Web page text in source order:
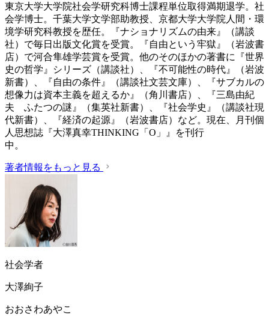
東京大学大学院社会学研究科博士課程単位取得満期退学。社
会学博士。千葉大学文学部助教授、京都大学大学院人間・環
境学研究科教授を歴任。『ナショナリズムの由来』（講談
社）で毎日出版文化賞を受賞。『自由という牢獄』（岩波書
店）で河合隼雄学芸賞を受賞。他のそのほかの著書に『世界
史の哲学』シリーズ（講談社）、『不可能性の時代』（岩波
新書）、『自由の条件』（講談社文芸文庫）、『サブカルの
想像力は資本主義を超えるか』（角川書店）、『三島由紀
夫 ふたつの謎』（集英社新書）、『社会学史』（講談社現
代新書）、『経済の起源』（岩波書店）など。現在、月刊個
人思想誌『大澤真幸THINKING「O」』を刊行
中
著者情報をもっと見る
社会学者
大澤絢子
おおさわあやこ